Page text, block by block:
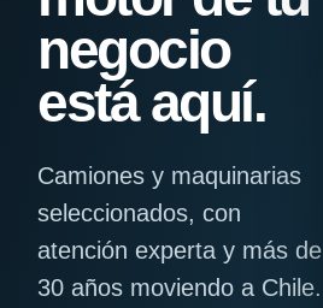
negocio
está aquí.
Camiones y maquinarias
seleccionados, con
atención experta y más de
30 años moviendo a Chile.